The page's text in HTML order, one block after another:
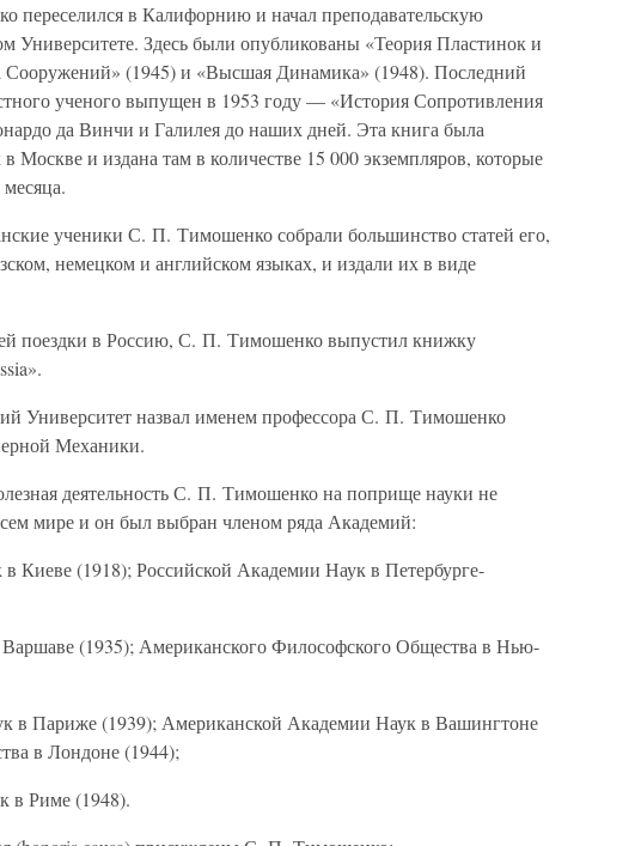
в Калифорнию и начал преподавательскую
Университете. Здесь были опубликованы «Теория Пластинок и
Сооружений» (1945) и «Высшая Динамика» (1948). Последний
ученого выпущен в 1953 году — «История Сопротивления
да Винчи и Галилея до наших дней. Эта книга была
Москве и издана там в количестве 15 000 экземпляров, которые
ученики С. П. Тимошенко собрали большинство статей его,
немецком и английском языках, и издали их в виде
поездки в Россию, С. П. Тимошенко выпустил книжку
Университет назвал именем профессора С. П. Тимошенко
Механики.
деятельность С. П. Тимошенко на поприще науки не
мире и он был выбран членом ряда Академий:
Киеве (1918); Российской Академии Наук в Петербурге-
(1935); Американского Философского Общества в Нью-
в Париже (1939); Американской Академии Наук в Вашингтоне
в Лондоне (1944);
в Риме (1948).